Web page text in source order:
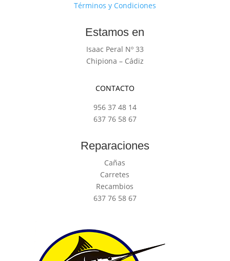
Términos y Condiciones
Estamos en
Isaac Peral Nº 33
Chipiona – Cádiz
CONTACTO
956 37 48 14
637 76 58 67
Reparaciones
Cañas
Carretes
Recambios
637 76 58 67